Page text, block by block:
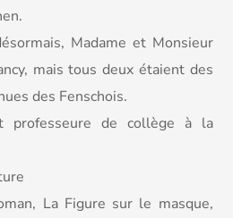
Madame et Monsieur
mais tous deux étaient des
des Fenschois.
professeure de collège à la
La Figure sur le masque,